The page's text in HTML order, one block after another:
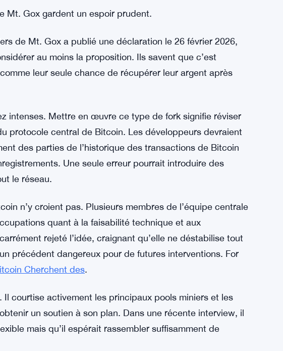
à l’encontre de tout ce que Bitcoin représente. « On ne
parce qu’on a perdu des coins », a déclaré la
le 26 février 2026. « Ce n’est pas comme ça que ça
Mt. Gox gardent un espoir prudent.
de Mt. Gox a publié une déclaration le 26 février 2026,
au moins la proposition. Ils savent que c’est
leur seule chance de récupérer leur argent après
intenses. Mettre en œuvre ce type de fork signifie réviser
protocole central de Bitcoin. Les développeurs devraient
des parties de l’historique des transactions de Bitcoin
Une seule erreur pourrait introduire des
n’y croient pas. Plusieurs membres de l’équipe centrale
quant à la faisabilité technique et aux
rejeté l’idée, craignant qu’elle ne déstabilise tout